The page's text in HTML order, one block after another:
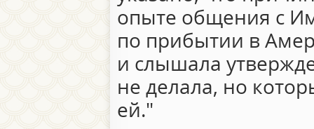
опыте общения с
по прибытии в
и слышала
не делала, но
ей."